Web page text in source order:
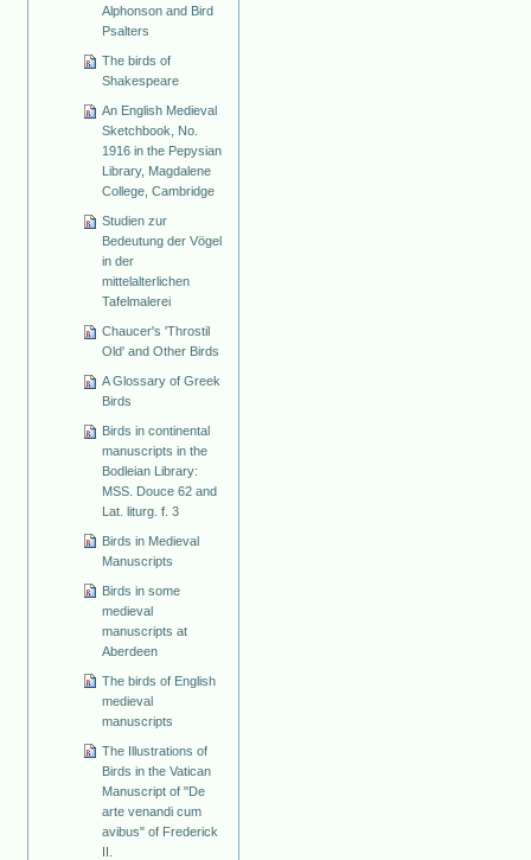
Alphonson and Bird
Psalters
The birds of
Shakespeare
An English Medieval
Sketchbook, No.
1916 in the Pepysian
Library, Magdalene
College, Cambridge
Studien zur
Bedeutung der Vögel
in der
mittelalterlichen
Tafelmalerei
Chaucer's 'Throstil
Old' and Other Birds
A Glossary of Greek
Birds
Birds in continental
manuscripts in the
Bodleian Library:
MSS. Douce 62 and
Lat. liturg. f. 3
Birds in Medieval
Manuscripts
Birds in some
medieval
manuscripts at
Aberdeen
The birds of English
medieval
manuscripts
The Illustrations of
Birds in the Vatican
Manuscript of "De
arte venandi cum
avibus" of Frederick
II.